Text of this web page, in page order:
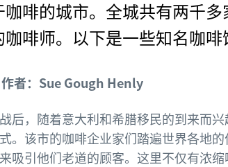
啡的城市。全城共有两千
啡师。以下是一些知名咖啡
作者：Sue Gough Henly
后，随着意大利和希腊移民的到来而
。该市的咖啡企业家们踏遍世界各地
吸引他们老道的顾客。这里不仅有浓